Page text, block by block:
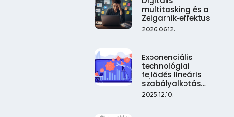
multitasking és a
Zeigarnik‑effektus
2026.06.12.
Exponenciális
technológiai
fejlődés lineáris
szabályalkotás…
2025.12.10.